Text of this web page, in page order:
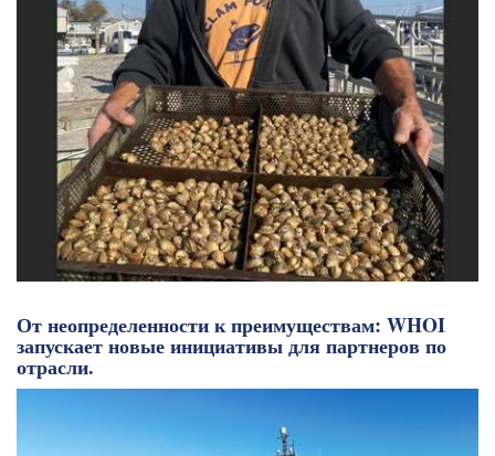
От неопределенности к преимуществам: WHOI
запускает новые инициативы для партнеров по
отрасли.